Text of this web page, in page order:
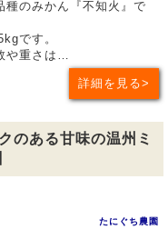
種のみかん『不知火』で
です。
や重さは…
詳細を見る
ある甘味の温州ミ
たにぐち農園